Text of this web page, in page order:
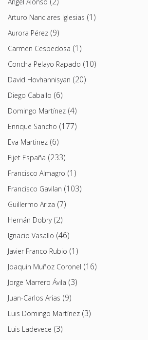
Arturo Nanclares Iglesias (1)
Aurora Pérez (9)
Carmen Cespedosa (1)
Concha Pelayo Rapado (10)
David Hovhannisyan (20)
Diego Caballo (6)
Domingo Martínez (4)
Enrique Sancho (177)
Eva Martinez (6)
Fijet España (233)
Francisco Almagro (1)
Francisco Gavilan (103)
Guillermo Ariza (7)
Hernán Dobry(2)
Ignacio Vasallo (46)
Javier Franco Rubio (1)
Joaquin Muñoz Coronel (16)
Jorge Marrero Ávila (3)
Juan-Carlos Arias (9)
Luis Domingo Martínez (3)
Luis Ladevece (3)